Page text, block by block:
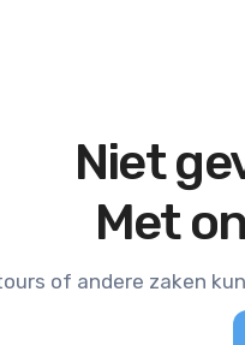
Niet
Met
of andere zaken